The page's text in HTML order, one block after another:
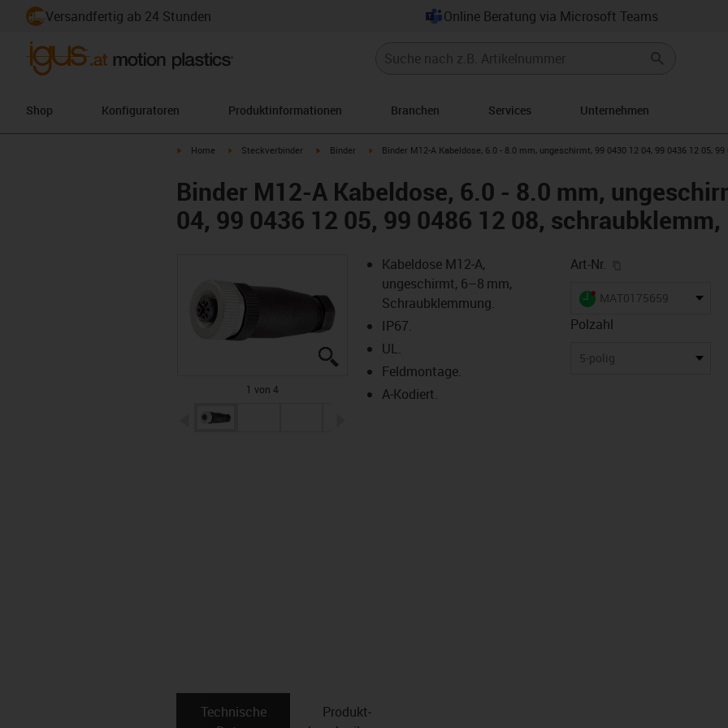
Versandfertig ab 24 Stunden Online Beratung via Microsoft Teams
Shop Konfiguratoren Produktinformationen Branchen Services Unternehmen
igus-icon-arrow-right
Home igus-icon-arrow-right
Steckverbinder igus-icon-arrow-right
Binder igus-icon-arrow-right
Binder M12-A Kabeldose, 6.0 - 8.0 mm, ungeschirmt, 99 0430 12 04, 99 0436 12 05,
Binder M12-A Kabeldose, 6.0 - 8.0 mm,
04, 99 0436 12 05, 99 0486 12 08, schraubklemm,
igus-icon-lupe
igus-icon-lupe
igus-icon-lupe
igus-icon-lupe
1 von 4
igus-icon-arrow-left
Kabeldose M12‑A,
ungeschirmt, 6–8 mm,
Schraubklemmung.
IP67.
UL.
Feldmontage.
A‑Kodiert.
Art-Nr.
igus-icon-lieferzeit-dot
MAT0175659
Polzahl
5-polig
Technische
Produkt­